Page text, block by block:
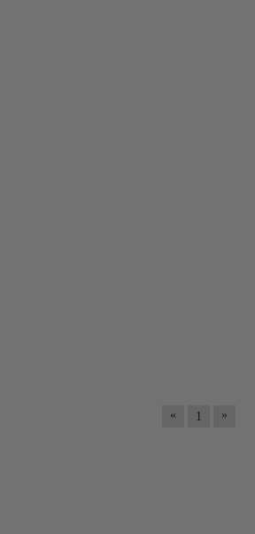
« 1 »